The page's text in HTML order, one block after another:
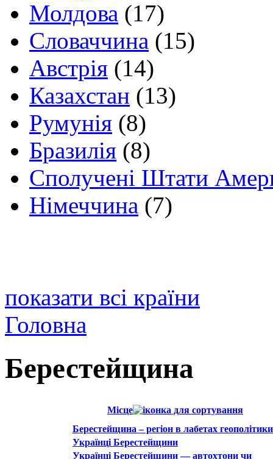
Молдова (17)
Словаччина (15)
Австрія (14)
Казахстан (13)
Румунія (8)
Бразилія (8)
Сполучені Штати
Німеччина (7)
показати всі країни
Головна
Берестейщина
Місце
Берестейщина – регiон в лабетах геополiтики
Українці Берестейщини
Українці Берестейщини — автохтони чи